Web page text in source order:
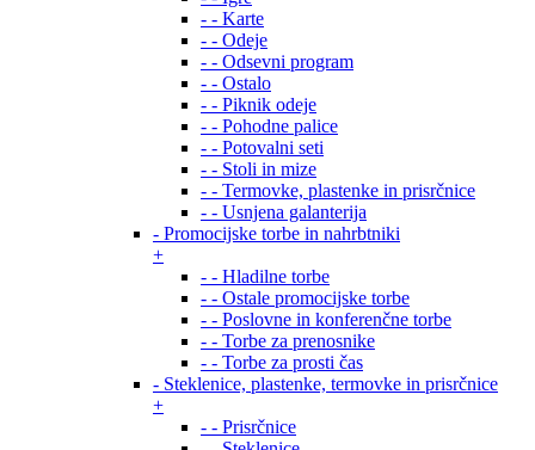
- - Karte
- - Odeje
- - Odsevni program
- - Ostalo
- - Piknik odeje
- - Pohodne palice
- - Potovalni seti
- - Stoli in mize
- - Termovke, plastenke in prisrčnice
- - Usnjena galanterija
- Promocijske torbe in nahrbtniki
+
- - Hladilne torbe
- - Ostale promocijske torbe
- - Poslovne in konferenčne torbe
- - Torbe za prenosnike
- - Torbe za prosti čas
- Steklenice, plastenke, termovke in prisrčnice
+
- - Prisrčnice